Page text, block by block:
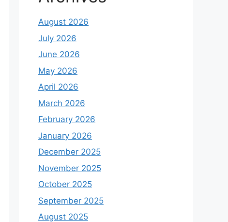
August 2026
July 2026
June 2026
May 2026
April 2026
March 2026
February 2026
January 2026
December 2025
November 2025
October 2025
September 2025
August 2025